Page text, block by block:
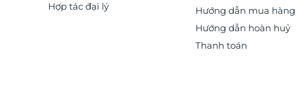
Hợp tác đại lý
Hướng dẫn mua hàng
Hướng dẫn hoàn huỷ
Thanh toán